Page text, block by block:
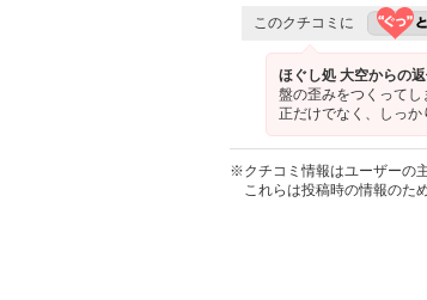
このクチコミに
ほぐし処 大空からの返
盤の歪みをつくって
正だけでなく、しっ
※クチコミ情報はユーザーの
これらは投稿時の情報のた